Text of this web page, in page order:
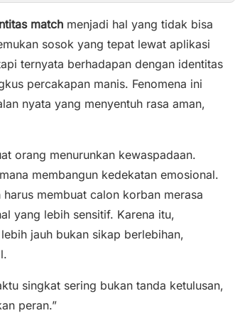
match menjadi hal yang tidak bisa
sosok yang tepat lewat aplikasi
ternyata berhadapan dengan identitas
percakapan manis. Fenomena ini
nyata yang menyentuh rasa aman,
orang menurunkan kewaspadaan.
membangun kedekatan emosional.
membuat calon korban merasa
yang lebih sensitif. Karena itu,
jauh bukan sikap berlebihan,
singkat sering bukan tanda ketulusan,
peran.”